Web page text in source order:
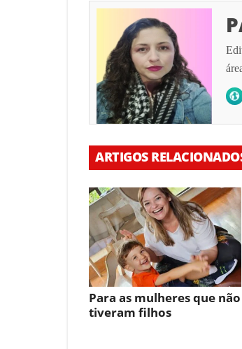
ARTIGOS
Para as mulheres que não
tiveram filhos